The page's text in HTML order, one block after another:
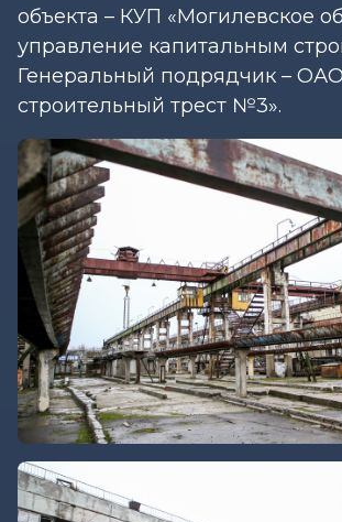
объекта – КУП «Могилевское
управление капитальным
Генеральный подрядчик –
строительный трест №3».